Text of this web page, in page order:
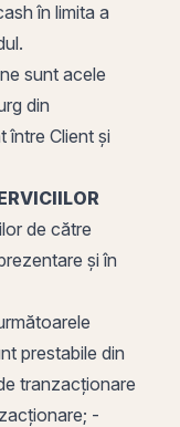
în limita a
sunt acele
din
între Client și
de către
și în
prestabile din
tranzacționare
-